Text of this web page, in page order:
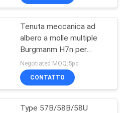
di
metallo
Tenuta meccanica ad
albero a molle multiple
Burgmanm H7n per
pompa dell'acqua
Negotiated MOQ:5pc
CONTATTO
Type 57B/58B/58U